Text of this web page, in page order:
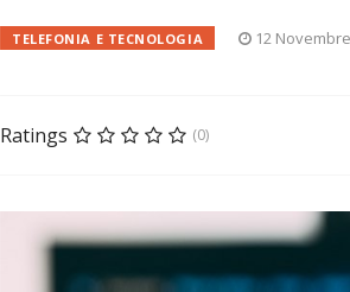
TELEFONIA E TECNOLOGIA 12
Ratings (0)